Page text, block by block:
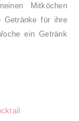
Mitköchen
Getränke für ihre
ein Getränk